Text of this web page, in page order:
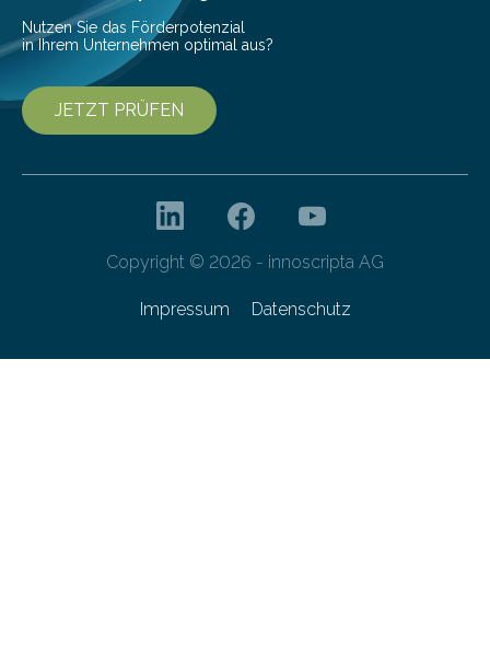
Forschungsprogramm „Datenrekonstruktion…
Nutzen Sie das Förderpotenzial
in Ihrem Unternehmen optimal aus?
JETZT PRÜFEN
Copyright © 2026 - innoscripta AG
Impressum Datenschutz